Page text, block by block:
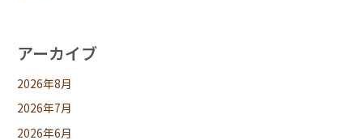
アーカイブ
2026年8月
2026年7月
2026年6月